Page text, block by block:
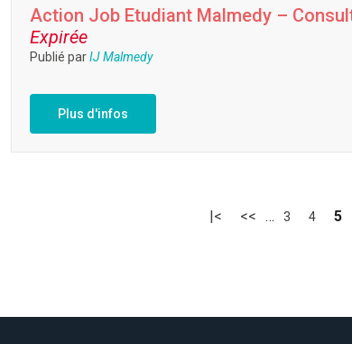
Action Job Etudiant Malmedy –
Expirée
Publié par IJ Malmedy
Plus d'infos
|< << … 3 4 5